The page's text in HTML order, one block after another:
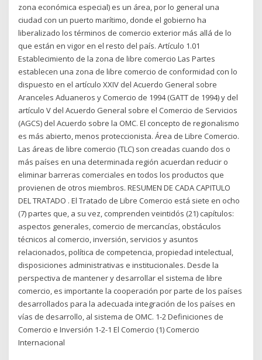
zona económica especial) es un área, por lo general una
ciudad con un puerto marítimo, donde el gobierno ha
liberalizado los términos de comercio exterior más allá de lo
que están en vigor en el resto del país. Artículo 1.01
Establecimiento de la zona de libre comercio Las Partes
establecen una zona de libre comercio de conformidad con lo
dispuesto en el artículo XXIV del Acuerdo General sobre
Aranceles Aduaneros y Comercio de 1994 (GATT de 1994) y del
artículo V del Acuerdo General sobre el Comercio de Servicios
(AGCS) del Acuerdo sobre la OMC. El concepto de regionalismo
es más abierto, menos proteccionista. Área de Libre Comercio.
Las áreas de libre comercio (TLC) son creadas cuando dos o
más países en una determinada región acuerdan reducir o
eliminar barreras comerciales en todos los productos que
provienen de otros miembros. RESUMEN DE CADA CAPITULO
DEL TRATADO . El Tratado de Libre Comercio está siete en ocho
(7) partes que, a su vez, comprenden veintidós (21) capítulos:
aspectos generales, comercio de mercancías, obstáculos
técnicos al comercio, inversión, servicios y asuntos
relacionados, política de competencia, propiedad intelectual,
disposiciones administrativas e institucionales. Desde la
perspectiva de mantener y desarrollar el sistema de libre
comercio, es importante la cooperación por parte de los países
desarrollados para la adecuada integración de los países en
vías de desarrollo, al sistema de OMC. 1-2 Definiciones de
Comercio e Inversión 1-2-1 El Comercio (1) Comercio
Internacional